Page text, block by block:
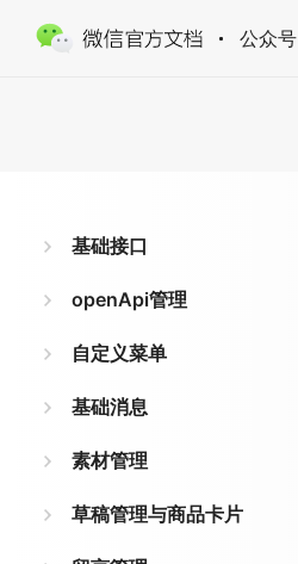
公众号
基础接口
openApi管理
自定义菜单
基础消息
素材管理
草稿管理与商品卡片